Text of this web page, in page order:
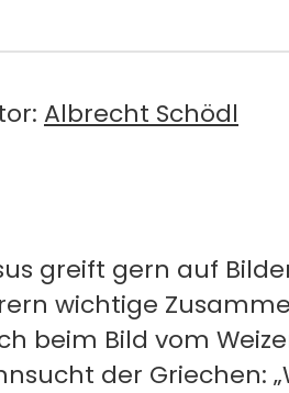
Albrecht Schödl
greift gern auf
wichtige
beim Bild vom
der Griechen: